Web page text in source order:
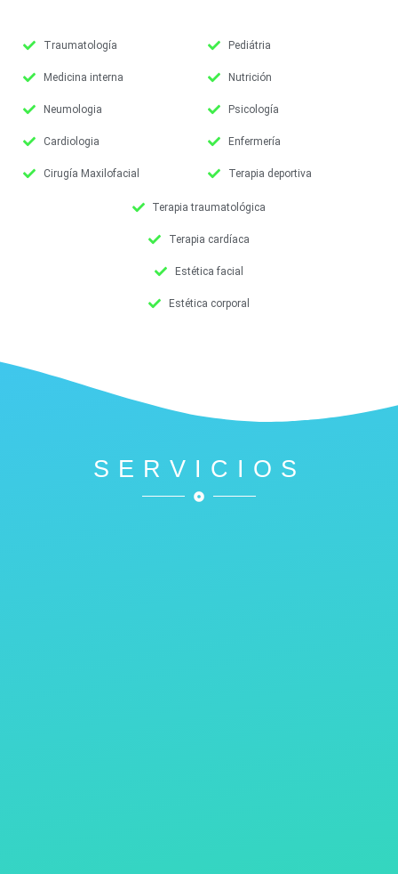
Traumatología
Medicina interna
Neumologia
Cardiologia
Cirugía Maxilofacial
Pediátria
Nutrición
Psicología
Enfermería
Terapia deportiva
Terapia traumatológica
Terapia cardíaca
Estética facial
Estética corporal
SERVICIOS